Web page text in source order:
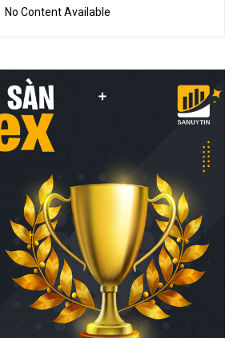
No Content Available